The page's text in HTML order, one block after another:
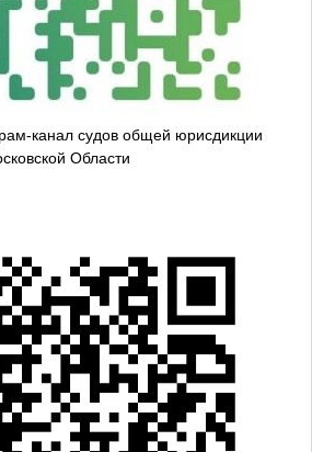
канал судов общей юрисдикции
Области